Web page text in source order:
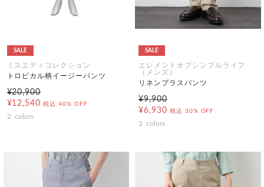
SALE
ミスエディコレクション
トロピカル柄イージーパンツ
¥20,900
¥12,540 税込 40% OFF
2 colors
SALE
エレメントオブシンプルライフ
（メンズ）
リネンプラスパンツ
¥9,900
¥6,930 税込 30% OFF
2 colors